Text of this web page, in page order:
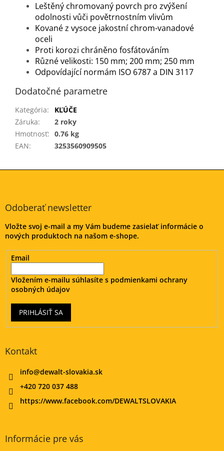
Leštěný chromovaný povrch pro zvýšení
odolnosti vůči povětrnostním vlivům
Kované z vysoce jakostní chrom-vanadové
oceli
Proti korozi chráněno fosfátováním
Různé velikosti: 150 mm; 200 mm; 250 mm
Odpovídající normám ISO 6787 a DIN 3117
Dodatočné parametre
Kategória:
KĽÚČE
Záruka:
2 roky
Hmotnosť: 0.76 kg
EAN: 3253560909505
Z
Odoberať newsletter
Vložte svoj e-mail a my Vám budeme zasielať informácie o
nových produktoch na našom e-shope.
Email
Vložením e-mailu súhlasíte s podmienkami ochrany
osobných údajov
PRIHLÁSIŤ SA
Kontakt
info@dewalt-slovakia.sk
+420 720 037 488
https://www.facebook.com/DEWALTSLOVAKIA
Informácie pre vás